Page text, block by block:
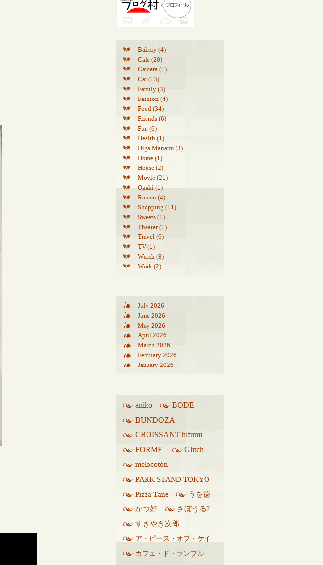
Bakery (4)
Cafe (20)
Camera (1)
Car (13)
Family (3)
Fashion (4)
Food (34)
Friends (6)
Fun (6)
Health (1)
Higa Manami (3)
Home (1)
House (2)
Movie (21)
Ogaki (1)
Ramen (4)
Shopping (11)
Sweets (1)
Theater (1)
Travel (6)
TV (1)
Watch (8)
Work (2)
July 2026
June 2026
May 2026
April 2026
March 2026
February 2026
January 2026
aniko BODE
BUNDOZA
CROISSANT hifumi
FORME.
Glitch
melocotón
PARK STAND TOKYO
Pizza Tane
うを徳
かつ好
さぼうる2
すきやき次郎
ア・ピース・オブ・ケイ
ク
カフェ・ド・ランブル